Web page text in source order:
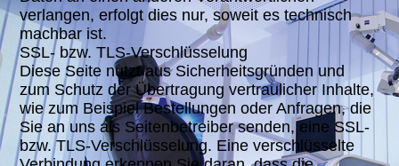
verlangen, erfolgt dies nur, soweit es technisch
machbar ist.
SSL- bzw. TLS-Verschlüsselung
Diese Seite nutzt aus Sicherheitsgründen und
zum Schutz der Übertragung vertraulicher Inhalte,
wie zum Beispiel Bestellungen oder Anfragen, die
Sie an uns als Seitenbetreiber senden, eine SSL-
bzw. TLS-Verschlüsselung. Eine verschlüsselte